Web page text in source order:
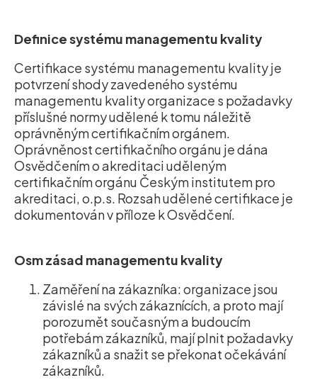
Definice systému managementu kvality
Certifikace systému managementu kvality je
potvrzení shody zavedeného systému
managementu kvality organizace s požadavky
příslušné normy udělené k tomu náležitě
oprávněným certifikačním orgánem.
Oprávněnost certifikačního orgánu je dána
Osvědčením o akreditaci uděleným
certifikačním orgánu Českým institutem pro
akreditaci, o.p.s. Rozsah udělené certifikace je
dokumentován v příloze k Osvědčení.
Osm zásad managementu kvality
Zaměření na zákazníka: organizace jsou
závislé na svých zákaznících, a proto mají
porozumět současným a budoucím
potřebám zákazníků, mají plnit požadavky
zákazníků a snažit se překonat očekávání
zákazníků.